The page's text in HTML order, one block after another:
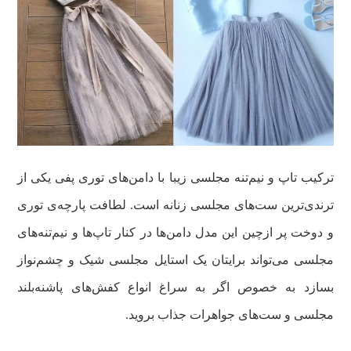
ترکیب تاپ و نیم‌تنه مجلسی زیبا با دامن‌های توری پفی یکی از
ترندی‌ترین ست‌های مجلسی زنانه است. لطافت پارچه‌ی توری
و دوخت پر ازچین این مدل دامن‌ها در کنار تاپ‌ها و نیم‌تنه‌های
مجلسی می‌تواند برایتان یک استایل مجلسی شیک و چشم‌نواز
بسازد به خصوص اگر به سراغ انواع کفش‌های پاشنه‌بلند
مجلسی و ست‌های جواهرات جذاب بروید.